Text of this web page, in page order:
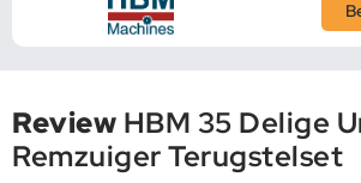
Review HBM 35 Delige
Remzuiger Terugstelset